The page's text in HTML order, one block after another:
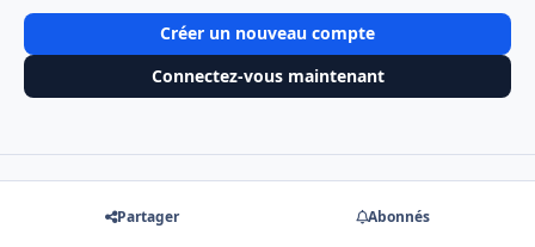
Créer un nouveau compte
Connectez-vous maintenant
Partager Abonnés